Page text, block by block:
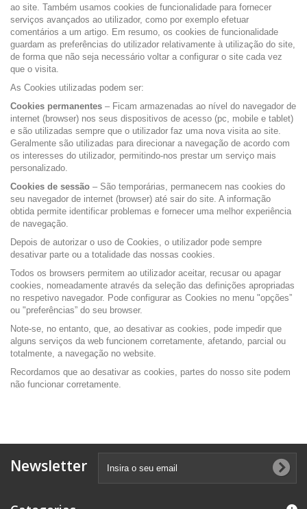
ao site. Também usamos cookies de funcionalidade para fornecer
serviços avançados ao utilizador, como por exemplo efetuar
comentários a um artigo. Em resumo, os cookies de funcionalidade
guardam as preferências do utilizador relativamente à utilização do site,
de forma que não seja necessário voltar a configurar o site cada vez
que o visita.
As Cookies utilizadas podem ser:
Cookies permanentes – Ficam armazenadas ao nível do navegador de
internet (browser) nos seus dispositivos de acesso (pc, mobile e tablet)
e são utilizadas sempre que o utilizador faz uma nova visita ao site.
Geralmente são utilizadas para direcionar a navegação de acordo com
os interesses do utilizador, permitindo-nos prestar um serviço mais
personalizado.
Cookies de sessão – São temporárias, permanecem nas cookies do
seu navegador de internet (browser) até sair do site. A informação
obtida permite identificar problemas e fornecer uma melhor experiência
de navegação.
Depois de autorizar o uso de Cookies, o utilizador pode sempre
desativar parte ou a totalidade das nossas cookies.
Todos os browsers permitem ao utilizador aceitar, recusar ou apagar
cookies, nomeadamente através da seleção das definições apropriadas
no respetivo navegador. Pode configurar as Cookies no menu "opções”
ou "preferências” do seu browser.
Note-se, no entanto, que, ao desativar as cookies, pode impedir que
alguns serviços da web funcionem corretamente, afetando, parcial ou
totalmente, a navegação no website.
Recordamos que ao desativar as cookies, partes do nosso site podem
não funcionar corretamente.
Newsletter